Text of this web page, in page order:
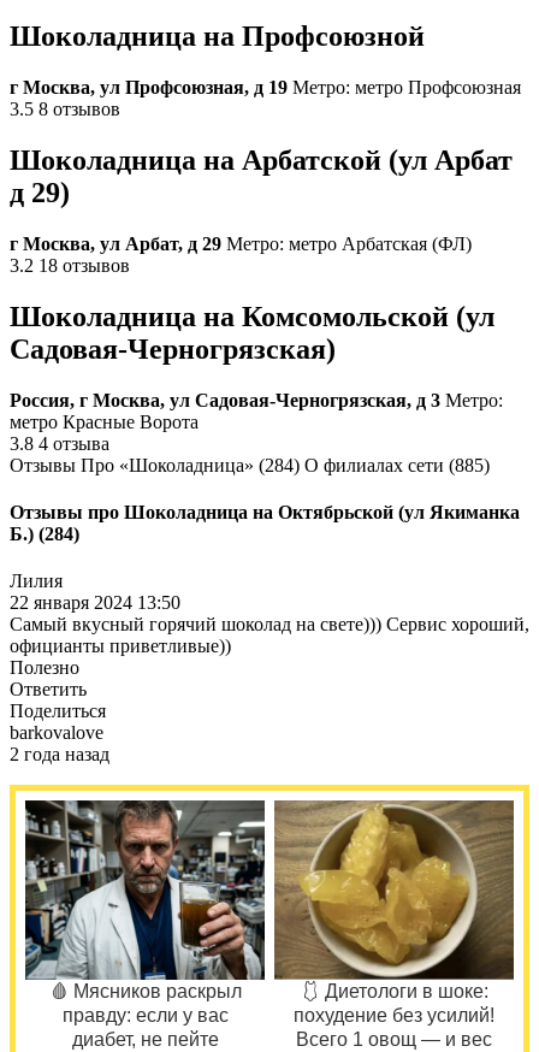
Шоколадница на Профсоюзной
г Москва, ул Профсоюзная, д 19 Метро: метро Профсоюзная
3.5 8 отзывов
Шоколадница на Арбатской (ул Арбат
д 29)
г Москва, ул Арбат, д 29 Метро: метро Арбатская (ФЛ)
3.2 18 отзывов
Шоколадница на Комсомольской (ул
Садовая-Черногрязская)
Россия, г Москва, ул Садовая-Черногрязская, д 3 Метро:
метро Красные Ворота
3.8 4 отзыва
Отзывы Про «Шоколадница» (284) O филиалах сети (885)
Отзывы про Шоколадница на Октябрьской (ул Якиманка
Б.) (284)
Лилия
22 января 2024 13:50
Самый вкусный горячий шоколад на свете))) Сервис хороший,
официанты приветливые))
Полезно
Ответить
Поделиться
barkovalove
2 года назад
🩸 Мясников раскрыл
правду: если у вас
диабет, не пейте
🩱 Диетологи в шоке:
похудение без усилий!
Всего 1 овощ — и вес